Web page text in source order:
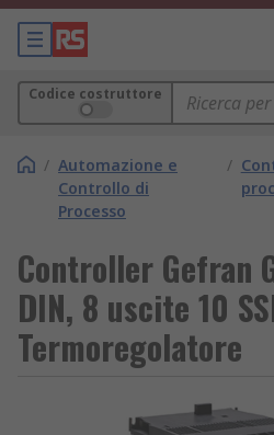
Codice costruttore
/ Automazione e
Controllo di
Processo
/
Controller Gefran
DIN, 8 uscite 10
Termoregolatore